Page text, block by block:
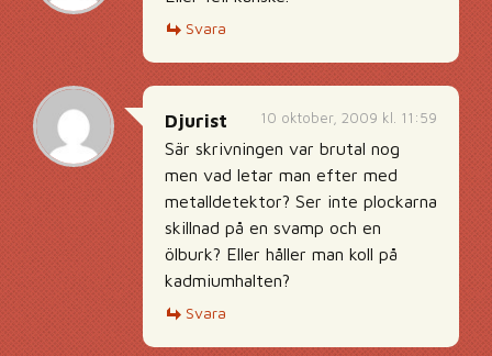
Svara
10 oktober, 2009 kl. 11:59
Djurist
Sär skrivningen var brutal nog
men vad letar man efter med
metalldetektor? Ser inte plockarna
skillnad på en svamp och en
ölburk? Eller håller man koll på
kadmiumhalten?
Svara